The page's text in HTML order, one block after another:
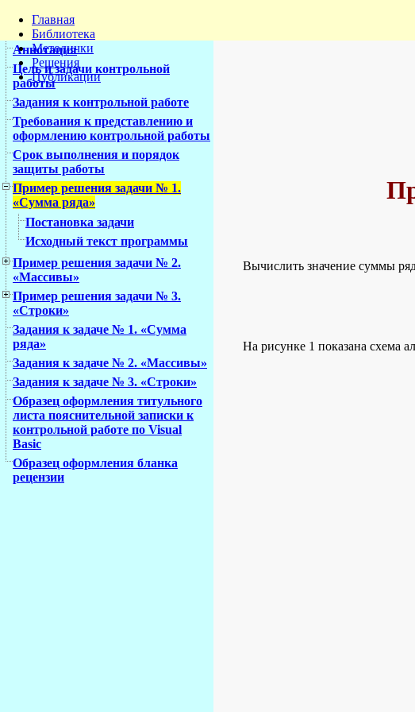
Главная
Библиотека
Методички
Решения
Публикации
Аннотация
Цель и задачи контрольной
работы
Задания к контрольной работе
Требования к представлению и
оформлению контрольной работы
Срок выполнения и порядок
защиты работы
Пример решения задачи № 1.
«Сумма ряда»
Постановка задачи
Исходный текст программы
Пример решения задачи № 2.
«Массивы»
Пример решения задачи № 3.
«Строки»
Задания к задаче № 1. «Сумма
ряда»
Задания к задаче № 2. «Массивы»
Задания к задаче № 3. «Строки»
Образец оформления титульного
листа пояснительной записки к
контрольной работе по Visual
Basic
Образец оформления бланка
рецензии
Вычислить значение суммы
На рисунке 1 показана схема